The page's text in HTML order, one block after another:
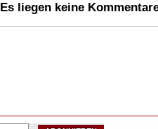
Es liegen keine